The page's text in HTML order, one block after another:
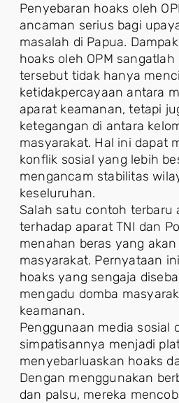
Penyebaran hoaks oleh
ancaman serius bagi
masalah di Papua.
hoaks oleh OPM
tersebut tidak hanya
ketidakpercayaan antara
aparat keamanan, tetapi
ketegangan di antara
masyarakat. Hal ini dapat
konflik sosial yang lebih
mengancam stabilitas
keseluruhan.
Salah satu contoh terbaru
terhadap aparat TNI dan
menahan beras yang
masyarakat. Pernyataan
hoaks yang sengaja
mengadu domba
keamanan.
Penggunaan media sosial
simpatisannya menjadi
menyebarluaskan hoaks
Dengan menggunakan
dan palsu, mereka